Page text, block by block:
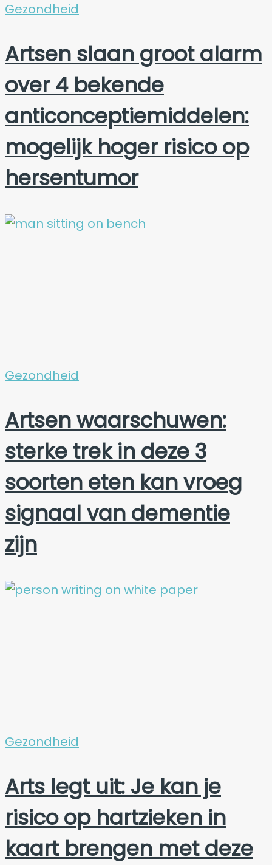
Gezondheid
Artsen slaan groot alarm
over 4 bekende
anticonceptiemiddelen:
mogelijk hoger risico op
hersentumor
Gezondheid
Artsen waarschuwen:
sterke trek in deze 3
soorten eten kan vroeg
signaal van dementie
zijn
Gezondheid
Arts legt uit: Je kan je
risico op hartzieken in
kaart brengen met deze